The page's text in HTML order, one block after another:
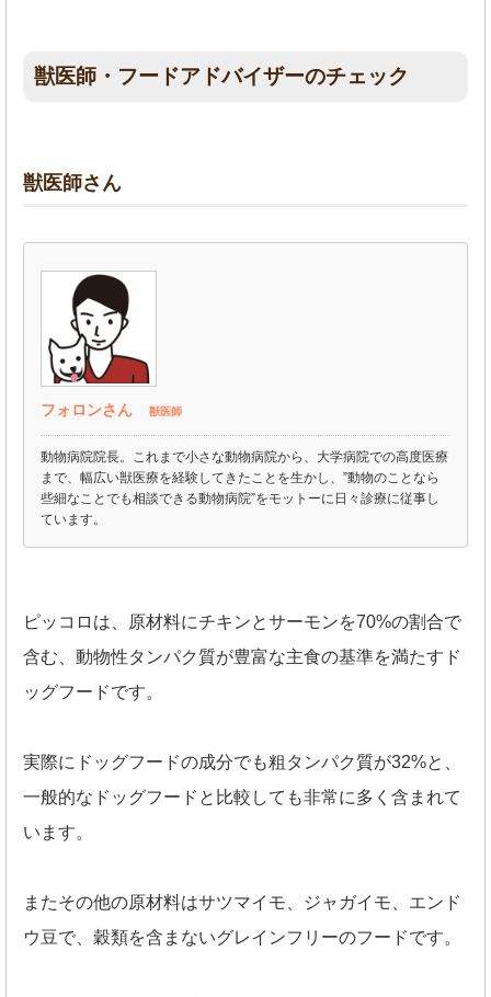
獣医師・フードアドバイザーのチェック
獣医師さん
フォロンさん 獣医師
動物病院院長。これまで小さな動物病院から、大学病院での高度医療
まで、幅広い獣医療を経験してきたことを生かし、”動物のことなら
些細なことでも相談できる動物病院”をモットーに日々診療に従事し
ています。
ピッコロは、原材料にチキンとサーモンを70%の割合で
含む、動物性タンパク質が豊富な主食の基準を満たすド
ッグフードです。
実際にドッグフードの成分でも粗タンパク質が32%と、
一般的なドッグフードと比較しても非常に多く含まれて
います。
またその他の原材料はサツマイモ、ジャガイモ、エンド
ウ豆で、穀類を含まないグレインフリーのフードです。